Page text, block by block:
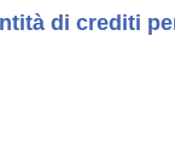
di crediti